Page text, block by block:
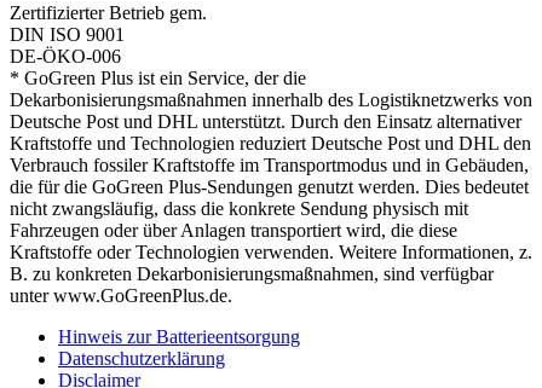
Zertifizierter Betrieb gem.
DIN ISO 9001
DE-ÖKO-006
* GoGreen Plus ist ein Service, der die
Dekarbonisierungsmaßnahmen innerhalb des Logistiknetzwerks von
Deutsche Post und DHL unterstützt. Durch den Einsatz alternativer
Kraftstoffe und Technologien reduziert Deutsche Post und DHL den
Verbrauch fossiler Kraftstoffe im Transportmodus und in Gebäuden,
die für die GoGreen Plus-Sendungen genutzt werden. Dies bedeutet
nicht zwangsläufig, dass die konkrete Sendung physisch mit
Fahrzeugen oder über Anlagen transportiert wird, die diese
Kraftstoffe oder Technologien verwenden. Weitere Informationen, z.
B. zu konkreten Dekarbonisierungsmaßnahmen, sind verfügbar
unter www.GoGreenPlus.de.
Hinweis zur Batterieentsorgung
Datenschutzerklärung
Disclaimer